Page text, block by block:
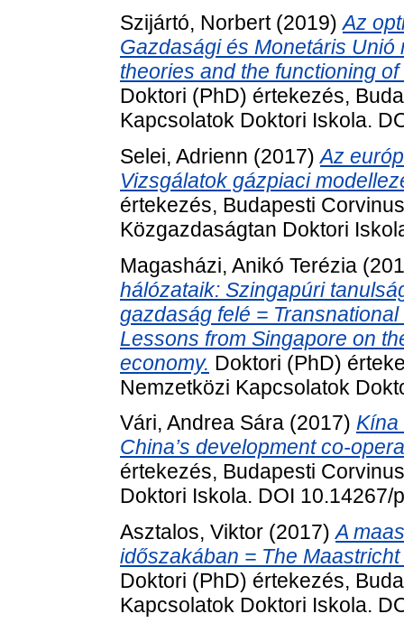
Szijártó, Norbert(2019)Az
Gazdasági és Monetáris
theories and the functioning
Doktori (PhD) értekezés,
Kapcsolatok Doktori Iskola.
Selei, Adrienn (2017)Az
Vizsgálatok gázpiaci
értekezés, Budapesti
Közgazdaságtan Doktori
Magasházi, Anikó Terézia
hálózataik: Szingapúri
gazdaság felé =
Lessons from Singapore on
economy. Doktori (PhD)
Nemzetközi Kapcsolatok
Vári, Andrea Sára (2017) Kína
China’s development co-
értekezés, Budapesti
Doktori Iskola. DOI 10.14267/
Asztalos, Viktor (2017)A
időszakában = The
Doktori (PhD) értekezés,
Kapcsolatok Doktori Iskola.